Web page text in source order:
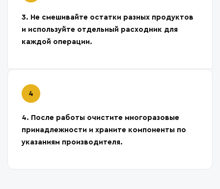
3. Не смешивайте остатки разных продуктов
и используйте отдельный расходник для
каждой операции.
4. После работы очистите многоразовые
принадлежности и храните компоненты по
указаниям производителя.